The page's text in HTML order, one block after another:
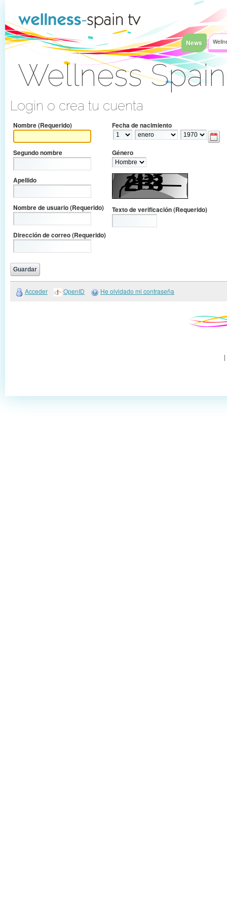
News
Wellness
Login o crea tu cuenta
Nombre(Requerido)
Segundo nombre
Apellido
Nombre de usuario(Requerido)
Dirección de correo(Requerido)
Fecha de nacimiento
Género
Texto de verificación(Requerido)
Acceder OpenID He olvidado mi contraseña
|